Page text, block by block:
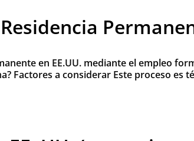
en EE.UU. mediante el empleo
Factores a considerar Este proceso